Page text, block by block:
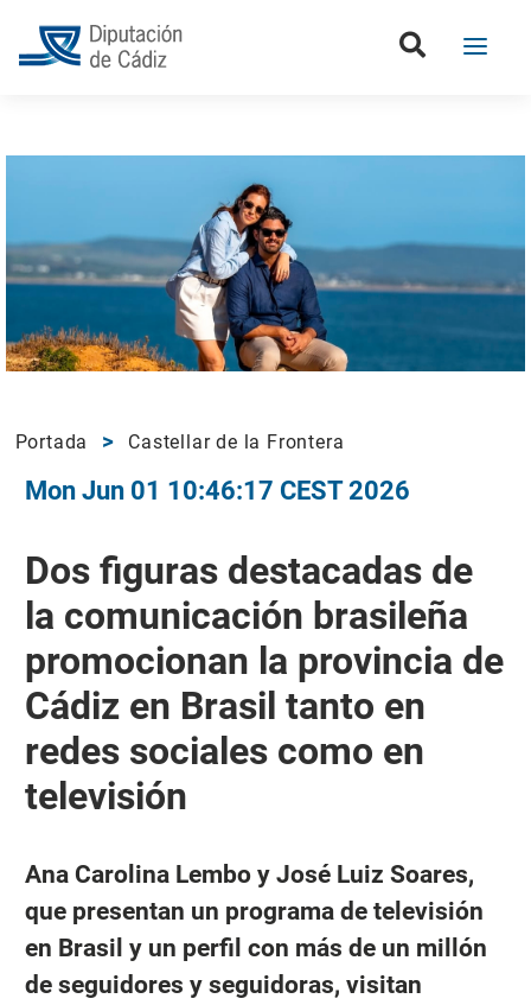
Portada Castellar de la Frontera
Mon Jun 01 10:46:17 CEST 2026
Dos figuras destacadas de
la comunicación brasileña
promocionan la provincia de
Cádiz en Brasil tanto en
redes sociales como en
televisión
Ana Carolina Lembo y José Luiz Soares,
que presentan un programa de televisión
en Brasil y un perfil con más de un millón
de seguidores y seguidoras, visitan